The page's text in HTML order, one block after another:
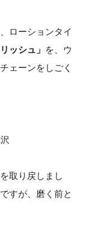
ローションタイ
ッシュ」 を、ウ
ェーンをしごく
取り戻しまし
すが、磨く前と